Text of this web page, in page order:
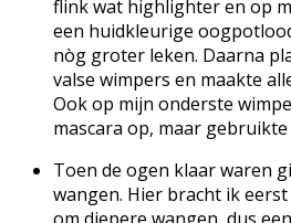
flink wat highlighter en op
een huidkleurige
nòg groter leken. Daarna
valse wimpers en maakte
Ook op mijn onderste
mascara op, maar
Toen de ogen klaar waren
wangen. Hier bracht ik